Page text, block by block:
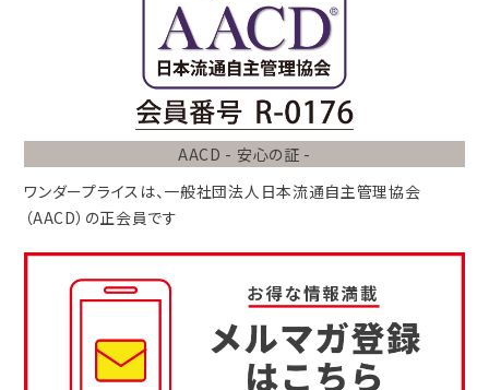
AACD - 安心の証 -
ワンダープライスは、 一般社団法人 日本流通自主管理協会
（AACD） の正会員です